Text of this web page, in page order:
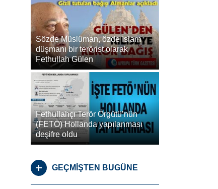
Sözde Müslüman, özde İslam
düşmanı bir terörist olarak
Fethullah Gülen
Fethullahçı Terör Örgütü’nün
(FETÖ) Hollanda yapılanması
deşifre oldu
GEÇMİŞTEN BUGÜNE